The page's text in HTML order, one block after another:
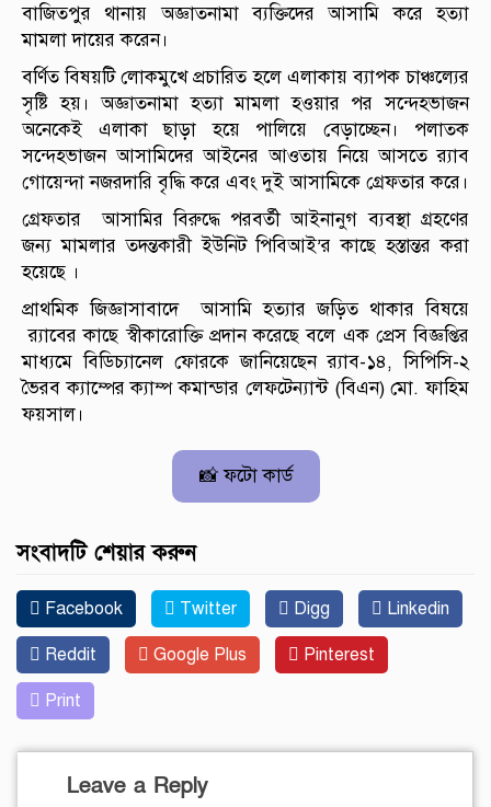
বাজিতপুর থানায় অজ্ঞাতনামা ব্যক্তিদের আসামি করে হত্যা
মামলা দায়ের করেন।
বর্ণিত বিষয়টি লোকমুখে প্রচারিত হলে এলাকায় ব্যাপক চাঞ্চল্যের
সৃষ্টি হয়। অজ্ঞাতনামা হত্যা মামলা হওয়ার পর সন্দেহভাজন
অনেকেই এলাকা ছাড়া হয়ে পালিয়ে বেড়াচ্ছেন। পলাতক
সন্দেহভাজন আসামিদের আইনের আওতায় নিয়ে আসতে র‍্যাব
গোয়েন্দা নজরদারি বৃদ্ধি করে এবং দুই আসামিকে গ্রেফতার করে।
গ্রেফতার আসামির বিরুদ্ধে পরবর্তী আইনানুগ ব্যবস্থা গ্রহণের
জন্য মামলার তদন্তকারী ইউনিট পিবিআই’র কাছে হস্তান্তর করা
হয়েছে ।
প্রাথমিক জিজ্ঞাসাবাদে আসামি হত্যার জড়িত থাকার বিষয়ে
র‌্যাবের কাছে স্বীকারোক্তি প্রদান করেছে বলে এক প্রেস বিজ্ঞপ্তির
মাধ্যমে বিডিচ্যানেল ফোরকে জানিয়েছেন র‌্যাব-১৪, সিপিসি-২
ভৈরব ক্যাম্পের ক্যাম্প কমান্ডার লেফটেন্যান্ট (বিএন) মো. ফাহিম
ফয়সাল।
📸 ফটো কার্ড
সংবাদটি শেয়ার করুন
Facebook Twitter Digg Linkedin
Reddit Google Plus Pinterest
Print
Leave a Reply